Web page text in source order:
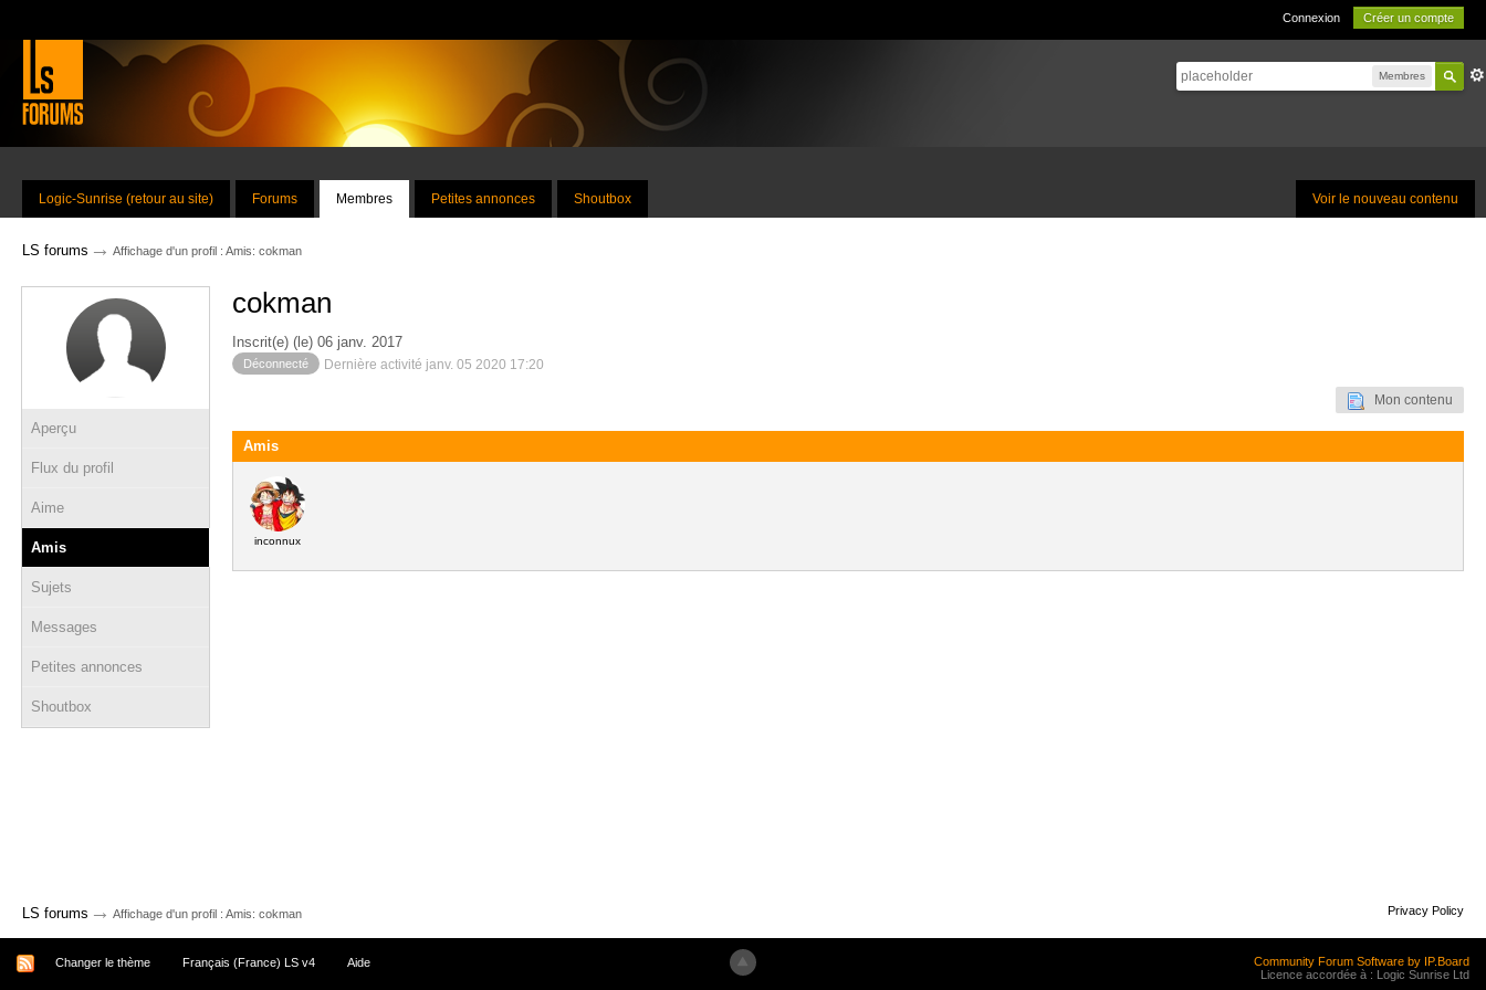
Connexion Créer un compte
Membres
Voir le nouveau contenu
Logic-Sunrise (retour au site) Forums Membres Petites annonces Shoutbox
LS forums → Affichage d'un profil : Amis: cokman
Aperçu
Flux du profil
Aime
Amis
Sujets
Messages
Petites annonces
Shoutbox
cokman
Inscrit(e) (le) 06 janv. 2017
Déconnecté Dernière activité janv. 05 2020 17:20
Mon contenu
Amis
inconnux
LS forums → Affichage d'un profil : Amis: cokman Privacy Policy
Changer le thème Français (France) LS v4 Aide
Community Forum Software by IP.Board
Licence accordée à : Logic Sunrise Ltd